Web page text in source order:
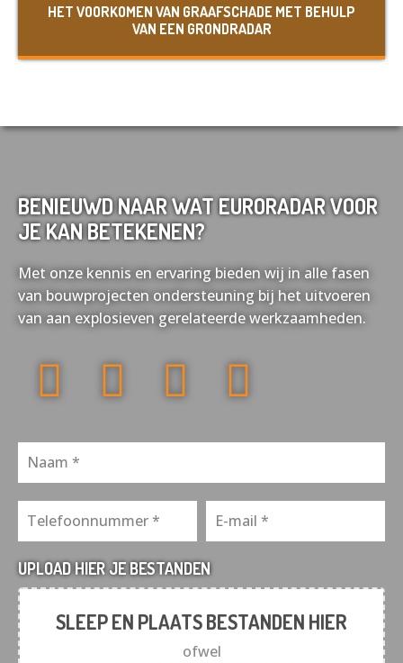
HET VOORKOMEN VAN GRAAFSCHADE MET BEHULP
VAN EEN GRONDRADAR
BENIEUWD NAAR WAT EURORADAR VOOR
JE KAN BETEKENEN?
Met onze kennis en ervaring bieden wij in alle fasen
van bouwprojecten ondersteuning bij het uitvoeren
van aan explosieven gerelateerde werkzaamheden.
UPLOAD HIER JE BESTANDEN
SLEEP EN PLAATS BESTANDEN HIER
ofwel
Nederlands English